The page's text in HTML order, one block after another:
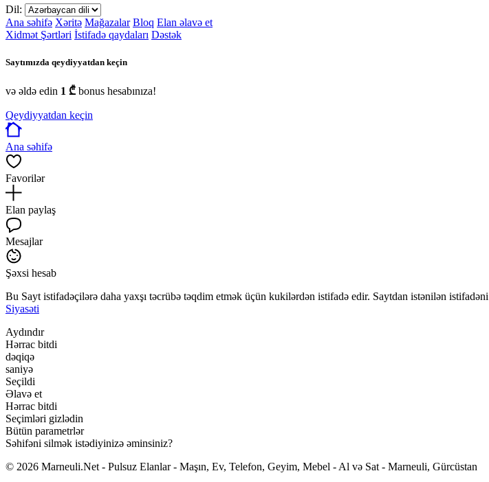
Dil:
Ana səhifə Xəritə Mağazalar Bloq Elan əlavə et
Xidmət Şərtləri İstifadə qaydaları Dəstək
Saytımızda qeydiyyatdan keçin
və əldə edin 1 ₾ bonus hesabınıza!
Qeydiyyatdan keçin
Ana səhifə
Favorilər
Elan paylaş
Mesajlar
Şəxsi hesab
Bu Sayt istifadəçilərə daha yaxşı təcrübə təqdim etmək üçün kukilərdən istifadə edir. Saytdan istənilən
Siyasəti
Aydındır
Hərrac bitdi
dəqiqə
saniyə
Seçildi
Əlavə et
Hərrac bitdi
Seçimləri gizlədin
Bütün parametrlər
Səhifəni silmək istədiyinizə əminsiniz?
© 2026 Marneuli.Net - Pulsuz Elanlar - Maşın, Ev, Telefon, Geyim, Mebel - Al və Sat - Marneuli, Gürcüstan